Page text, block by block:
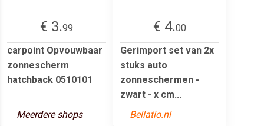
€ 3.99
carpoint Opvouwbaar
zonnescherm
hatchback 0510101
Meerdere shops
€ 4.00
Gerimport set van 2x
stuks auto
zonneschermen -
zwart - x cm...
Bellatio.nl